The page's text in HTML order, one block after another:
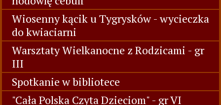
Wiosenny kącik u Tygrysków - wycieczka
do kwiaciarni
Warsztaty Wielkanocne z Rodzicami - gr
III
Spotkanie w bibliotece
"Cała Polska Czyta Dzieciom" - gr VI